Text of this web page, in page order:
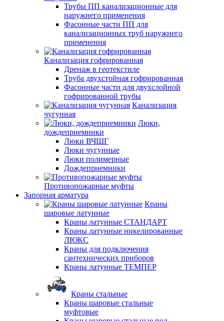
Трубы ПП канализационные для
наружнего применения
Фасонные части ПП для
канализационных труб наружнего
применения
Канализация гофрированная
Дренаж в геотекстиле
Труба двухстойная гофрированная
Фасонные части для двухслойной
гофрированной трубы
Канализация
чугунная
Люки,
дождеприемники
Люки ВЧШГ
Люки чугунные
Люки полимерные
Дождеприемники
Противопожарные муфты
Запорная арматура
Краны
шаровые латунные
Краны латунные СТАНДАРТ
Краны латунные никелированные
ЛЮКС
Краны для подключения
сантехнических приборов
Краны латунные ТЕМПЕР
Краны стальные
Краны шаровые стальные
муфтовые